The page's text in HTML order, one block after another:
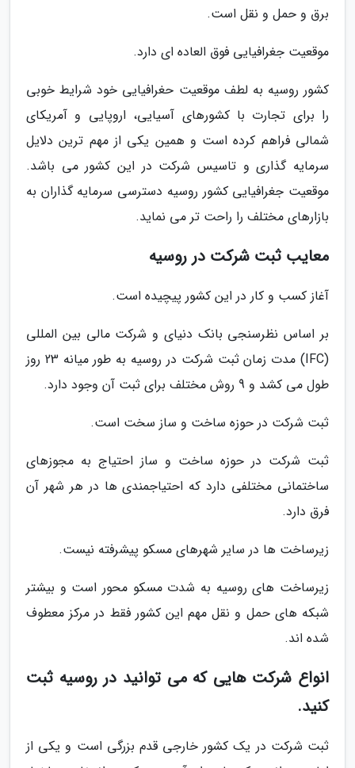
برق و حمل و نقل است.
موقعیت جغرافیایی فوق العاده ای دارد.
کشور روسیه به لطف موقعیت حغرافیایی خود شرایط خوبی
را برای تجارت با کشورهای آسیایی، اروپایی و آمریکای
شمالی فراهم کرده است و همین یکی از مهم ترین دلایل
سرمایه گذاری و تاسیس شرکت در این کشور می باشد.
موقعیت جغرافیایی کشور روسیه دسترسی سرمایه گذاران به
بازارهای مختلف را راحت تر می نماید.
معایب ثبت شرکت در روسیه
آغاز کسب و کار در این کشور پیچیده است.
بر اساس نظرسنجی بانک دنیای و شرکت مالی بین المللی
(IFC) مدت زمان ثبت شرکت در روسیه به طور میانه 23 روز
طول می کشد و 9 روش مختلف برای ثبت آن وجود دارد.
ثبت شرکت در حوزه ساخت و ساز سخت است.
ثبت شرکت در حوزه ساخت و ساز احتیاج به مجوزهای
ساختمانی مختلفی دارد که احتیاجمندی ها در هر شهر آن
فرق دارد.
زیرساخت ها در سایر شهرهای مسکو پیشرفته نیست.
زیرساخت های روسیه به شدت مسکو محور است و بیشتر
شبکه های حمل و نقل مهم این کشور فقط در مرکز معطوف
شده اند.
انواع شرکت هایی که می توانید در روسیه ثبت
کنید.
ثبت شرکت در یک کشور خارجی قدم بزرگی است و یکی از